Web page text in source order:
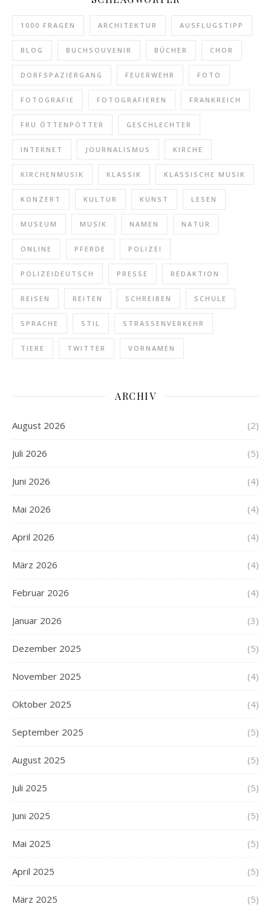
1000 FRAGEN ARCHITEKTUR AUSFLUGSTIPP
BLOG BUCHSOUVENIR BÜCHER CHOR
DORFSPAZIERGANG FEUERWEHR FOTO
FOTOGRAFIE FOTOGRAFIEREN FRANKREICH
FRU ÖTTENPÖTTER GESCHLECHTER
INTERNET JOURNALISMUS KIRCHE
KIRCHENMUSIK KLASSIK KLASSISCHE MUSIK
KONZERT KULTUR KUNST LESEN
MUSEUM MUSIK NAMEN NATUR
ONLINE PFERDE POLIZEI
POLIZEIDEUTSCH PRESSE REDAKTION
REISEN REITEN SCHREIBEN SCHULE
SPRACHE STIL STRASSENVERKEHR
TIERE TWITTER VORNAMEN
ARCHIV
August 2026 (2)
Juli 2026 (5)
Juni 2026 (4)
Mai 2026 (4)
April 2026 (4)
März 2026 (4)
Februar 2026 (4)
Januar 2026 (3)
Dezember 2025 (5)
November 2025 (4)
Oktober 2025 (4)
September 2025 (5)
August 2025 (5)
Juli 2025 (5)
Juni 2025 (5)
Mai 2025 (5)
April 2025 (5)
März 2025 (5)